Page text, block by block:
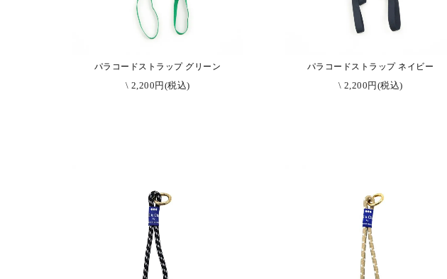
パラコードストラップ グリーン
\ 2,200円(税込)
パラコードストラップ ネイビー
\ 2,200円(税込)